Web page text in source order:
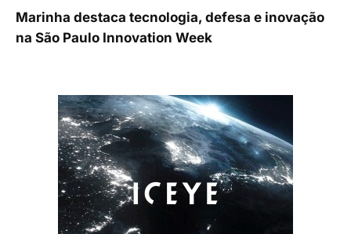
Marinha destaca tecnologia, defesa e inovação
na São Paulo Innovation Week